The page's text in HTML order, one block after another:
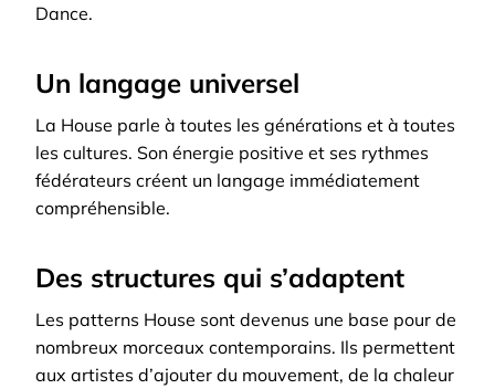
Dance.
Un langage universel
La House parle à toutes les générations et à toutes
les cultures. Son énergie positive et ses rythmes
fédérateurs créent un langage immédiatement
compréhensible.
Des structures qui s’adaptent
Les patterns House sont devenus une base pour de
nombreux morceaux contemporains. Ils permettent
aux artistes d’ajouter du mouvement, de la chaleur